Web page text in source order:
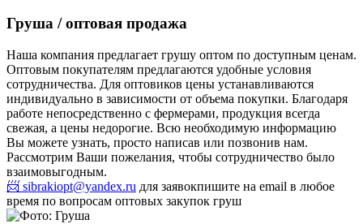
Груша / оптовая продажа
Наша компания предлагает грушу оптом по доступным ценам.
Оптовым покупателям предлагаются удобные условия
сотрудничества. Для оптовиков цены устанавливаются
индивидуально в зависимости от объема покупки. Благодаря
работе непосредственно с фермерами, продукция всегда
свежая, а цены недорогие. Всю необходимую информацию
Вы можете узнать, просто написав или позвонив нам.
Рассмотрим Ваши пожелания, чтобы сотрудничество было
взаимовыгодным.
📨 sibrakiopt@yandex.ru для заявокпишите на email в любое
время по вопросам оптовых закупок груш